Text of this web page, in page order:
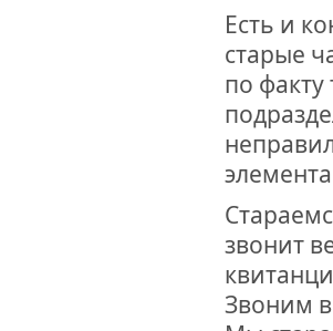
Есть и
старые
по
звонит
Звоним